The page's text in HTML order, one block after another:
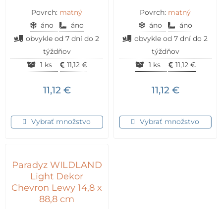
Povrch: matný
áno
áno
obvykle od 7 dní do 2
týždňov
1 ks
11,12 €
11,12 €
Vybrať množstvo
Povrch: matný
áno
áno
obvykle od 7 dní do 2
týždňov
1 ks
11,12 €
11,12 €
Vybrať množstvo
Paradyz WILDLAND
Light Dekor
Chevron Lewy 14,8 x
88,8 cm